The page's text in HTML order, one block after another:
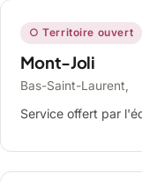
○ Territoire ouvert
Mont-Joli
Bas-Saint-Laurent,
Service offert par